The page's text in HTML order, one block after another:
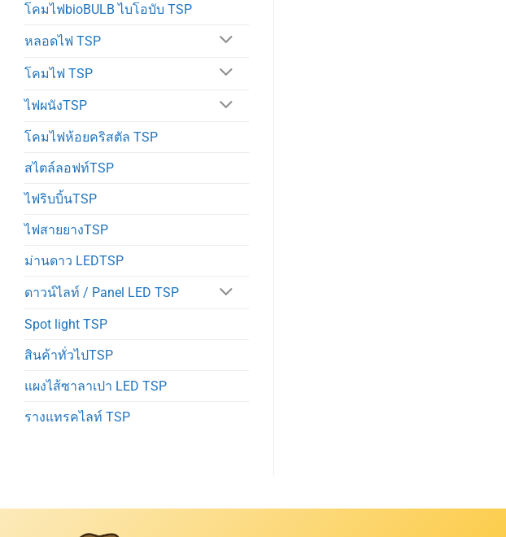
โคมไฟbioBULB ไบโอบับ TSP
หลอดไฟ TSP
โคมไฟ TSP
ไฟผนังTSP
โคมไฟห้อยคริสตัล TSP
สไตล์ลอฟท์TSP
ไฟริบบิ้นTSP
ไฟสายยางTSP
ม่านดาว LEDTSP
ดาวน์ไลท์ / Panel LED TSP
Spot light TSP
สินค้าทั่วไปTSP
แผงไส้ซาลาเปา LED TSP
รางแทรคไลท์ TSP